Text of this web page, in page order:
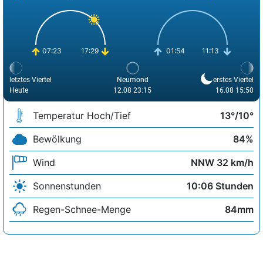
07:23 17:29 01:54 11:13
letztes Viertel
Heute
Neumond
12.08 23:15
erstes Viertel
16.08 15:50
Temperatur Hoch/Tief
13°/10°
Bewölkung
84%
Wind
NNW 32 km/h
Sonnenstunden
10:06 Stunden
Regen-Schnee-Menge
84mm